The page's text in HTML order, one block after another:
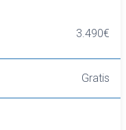
3.490€
Gratis